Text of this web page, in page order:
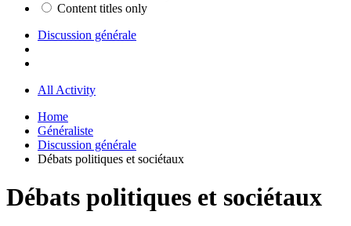
Content titles only
Discussion générale
All Activity
Home
Généraliste
Discussion générale
Débats politiques et sociétaux
Débats politiques et sociétaux